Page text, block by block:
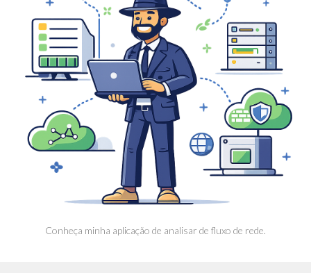
Conheça minha aplicação de analisar de fluxo de rede.